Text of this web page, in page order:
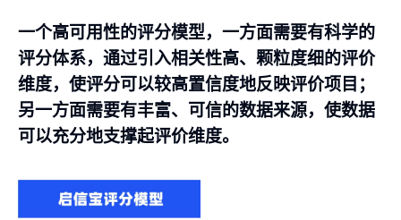
一个高可用性的评分模型，一方面需要有科学的
评分体系，通过引入相关性高、颗粒度细的评价
维度，使评分可以较高置信度地反映评价项目；
另一方面需要有丰富、可信的数据来源，使数据
可以充分地支撑起评价维度。